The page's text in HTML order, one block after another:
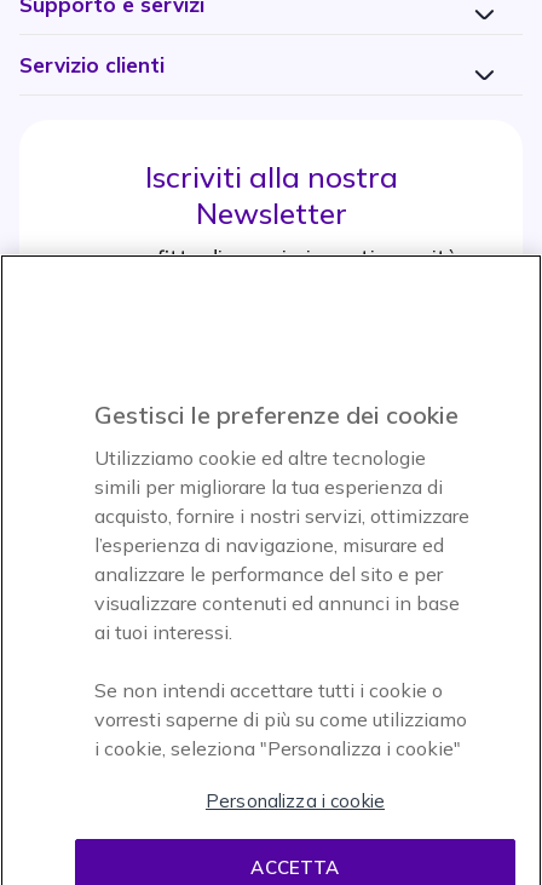
Servizio clienti
Iscriviti alla nostra
Newsletter
e approfitta di maggiori sconti e novità
Icon
Icon
Paga facilmente ed in assoluta sicurezza
Accettiamo
Gestisci le preferenze dei cookie
Utilizziamo cookie ed altre tecnologie
simili per migliorare la tua esperienza di
acquisto, fornire i nostri servizi, ottimizzare
l’esperienza di navigazione, misurare ed
analizzare le performance del sito e per
visualizzare contenuti ed annunci in base
ai tuoi interessi.
Se non intendi accettare tutti i cookie o
vorresti saperne di più su come utilizziamo
i cookie, seleziona "Personalizza i cookie"
Personalizza i cookie
ACCETTA